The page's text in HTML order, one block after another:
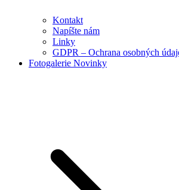
Kontakt
Napíšte nám
Linky
GDPR – Ochrana osobných
Fotogalerie Novinky